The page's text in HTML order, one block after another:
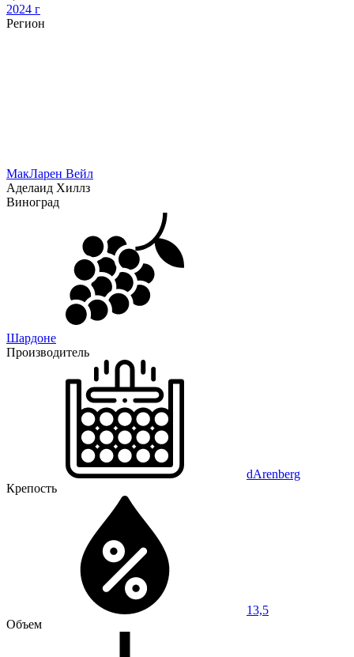
2024 г
Регион
МакЛарен Вейл
Аделаид Хиллз
Виноград
Шардоне
Производитель
dArenberg
Крепость
13,5
Объем